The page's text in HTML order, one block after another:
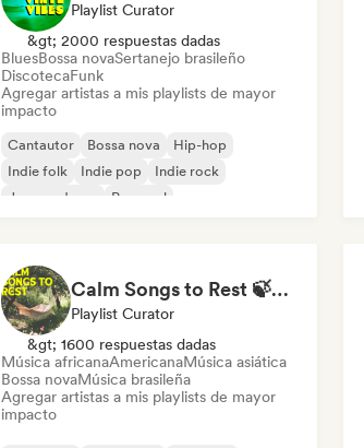
Playlist Curator
&gt; 2000 respuestas dadas
BluesBossa novaSertanejo brasileño
DiscotecaFunk
Agregar artistas a mis playlists de mayor
impacto
Cantautor Bossa nova
Hip-hop
Indie folk
Indie pop
Indie rock
Jazz moderno
Pop soul
Calm Songs to Rest 🍃✨ Acoustic Indie Folk & Singer-Songwriter
Playlist Curator
&gt; 1600 respuestas dadas
Música africanaAmericanaMúsica asiática
Bossa novaMúsica brasileña
Agregar artistas a mis playlists de mayor
impacto